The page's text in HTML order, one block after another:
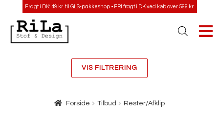
Fragt i DK: 49 kr. til GLS-pakkeshop • FRI fragt i DK ved køb over 599 kr.
VIS FILTRERING
Forside Tilbud Rester/Afklip